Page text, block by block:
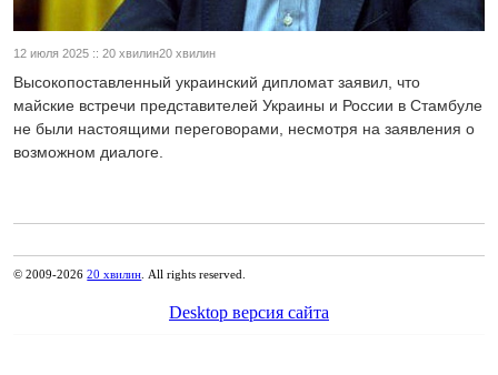
12 июля 2025 :: 20 хвилин20 хвилин
Высокопоставленный украинский дипломат заявил, что
майские встречи представителей Украины и России в Стамбуле
не были настоящими переговорами, несмотря на заявления о
возможном диалоге.
© 2009-202620 хвилин . All rights reserved.
Desktop версия сайта